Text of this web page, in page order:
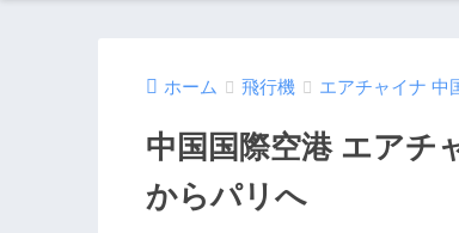
ホーム 飛行機 エアチャイナ 中
中国国際空港 エアチ
からパリへ